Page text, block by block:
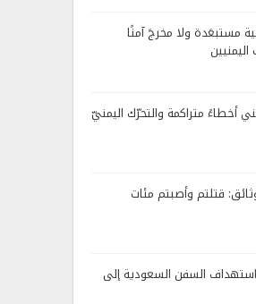
مستبعَدة ولا مخرجَ آمنًا
أخطاءً متراكمة والتحرّك اليمنيّ
قتلتم وأصبتم مئات
السفن السعودية إلى